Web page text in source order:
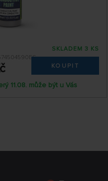
SKLADEM 3 KS
KOUPIT
11.08. může být u Vás